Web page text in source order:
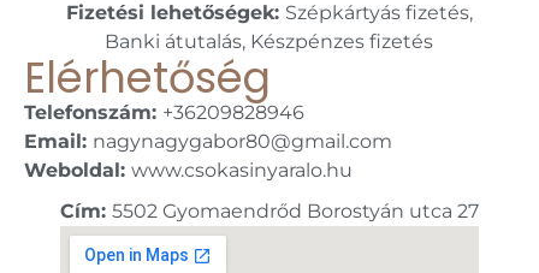
Fizetési lehetőségek: Szépkártyás fizetés,
Banki átutalás, Készpénzes fizetés
Elérhetőség
Telefonszám: +36209828946
Email: nagynagygabor80@gmail.com
Weboldal: www.csokasinyaralo.hu
Cím: 5502 Gyomaendrőd Borostyán utca 27